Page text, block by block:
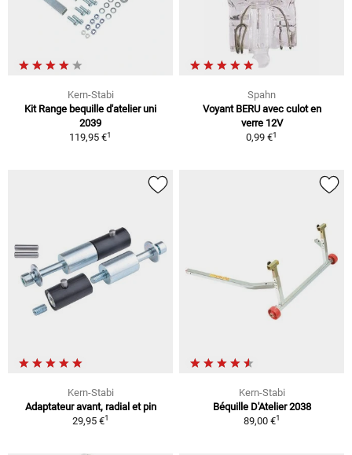
Kern-Stabi
Kit Range bequille d'atelier uni
2039
119,95 €1
Spahn
Voyant BERU avec culot en
verre 12V
0,99 €1
Kern-Stabi
Adaptateur avant, radial et pin
29,95 €1
Kern-Stabi
Béquille D'Atelier 2038
89,00 €1